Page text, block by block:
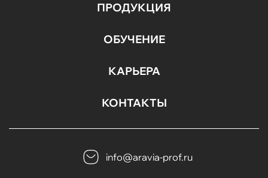
ПРОДУКЦИЯ
ОБУЧЕНИЕ
КАРЬЕРА
КОНТАКТЫ
info@aravia-prof.ru